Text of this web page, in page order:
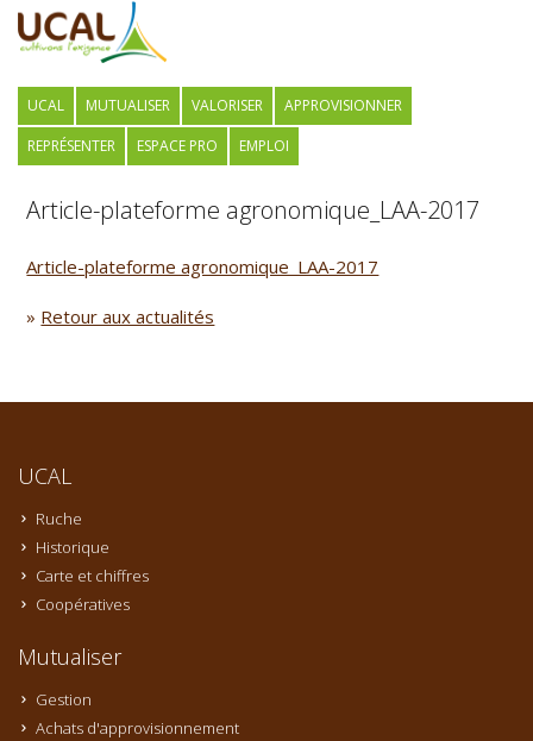
UCAL MUTUALISER VALORISER
APPROVISIONNER
REPRÉSENTER
ESPACE PRO EMPLOI
Article-plateforme agronomique_LAA-2017
Article-plateforme agronomique_LAA-2017
» Retour aux actualités
UCAL
Ruche
Historique
Carte et chiffres
Coopératives
Mutualiser
Gestion
Achats d'approvisionnement